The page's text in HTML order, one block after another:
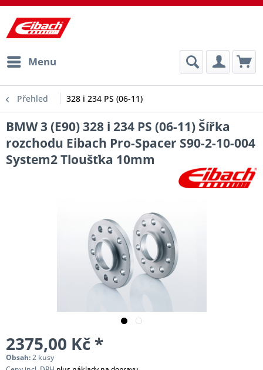
Menu
Přehled 328 i 234 PS (06-11)
BMW 3 (E90) 328 i 234 PS (06-11) Šířka
rozchodu Eibach Pro-Spacer S90-2-10-004
System2 Tloušťka 10mm
2375,00 Kč *
Obsah:2 kusy